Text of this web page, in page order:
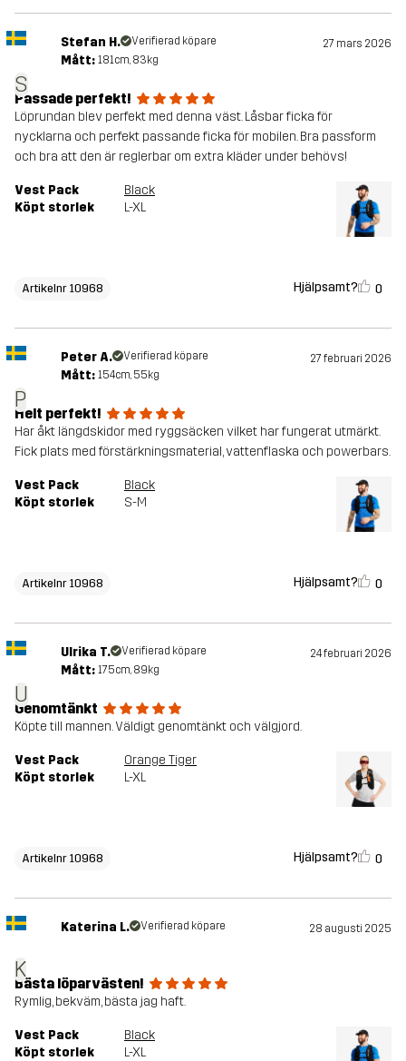
S
Stefan H. Verifierad köpare 27 mars 2026
Mått: 181cm, 83kg
Passade perfekt!
Löprundan blev perfekt med denna väst. Låsbar ficka för
nycklarna och perfekt passande ficka för mobilen. Bra passform
och bra att den är reglerbar om extra kläder under behövs!
Vest Pack
Black
Köpt storlek
L-XL
Artikelnr 10968 Hjälpsamt? 0
P
Peter A. Verifierad köpare 27 februari 2026
Mått: 154cm, 55kg
Helt perfekt!
Har åkt längdskidor med ryggsäcken vilket har fungerat utmärkt.
Fick plats med förstärkningsmaterial, vattenflaska och powerbars.
Vest Pack
Black
Köpt storlek
S-M
Artikelnr 10968 Hjälpsamt? 0
U
Ulrika T. Verifierad köpare 24 februari 2026
Mått: 175cm, 89kg
Genomtänkt
Köpte till mannen. Väldigt genomtänkt och välgjord.
Vest Pack
Orange Tiger
Köpt storlek
L-XL
Artikelnr 10968 Hjälpsamt? 0
K
Katerina L. Verifierad köpare 28 augusti 2025
Bästa löparvästen!
Rymlig, bekväm, bästa jag haft.
Vest Pack
Black
Köpt storlek
L-XL